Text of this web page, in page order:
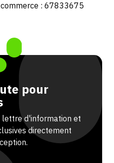
: 67833675
pour
lettre d'information et
directement